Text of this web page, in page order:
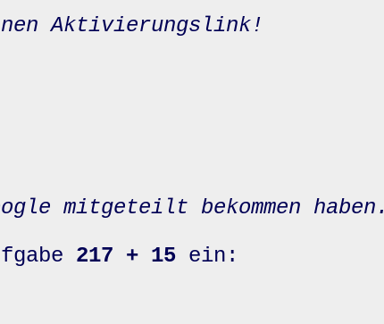
Aktivierungslink!
mitgeteilt bekommen haben.
217 + 15 ein: